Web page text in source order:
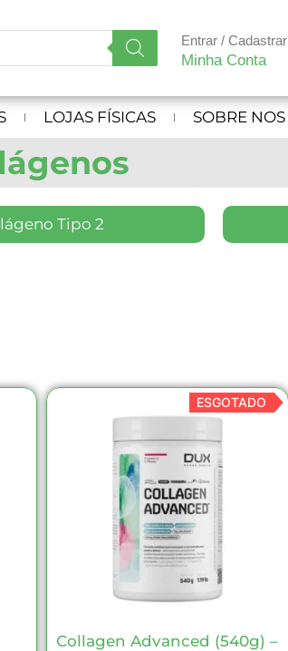
Entrar / Cadastrar
Minha Conta
LOJAS FÍSICAS SOBRE NOS
Tipo 2
ESGOTADO
Collagen Advanced (540g) –